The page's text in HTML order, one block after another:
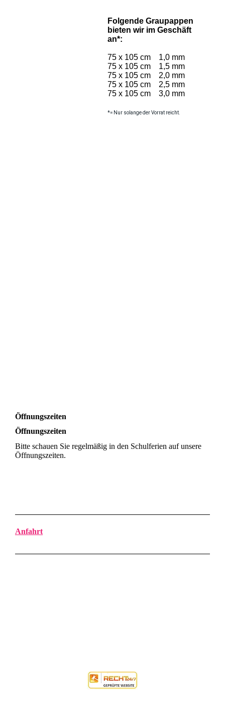
Folgende Graupappen
bieten wir im Geschäft
an*:
75 x 105 cm 1,0 mm
75 x 105 cm 1,5 mm
75 x 105 cm 2,0 mm
75 x 105 cm 2,5 mm
75 x 105 cm 3,0 mm
*= Nur solange der Vorrat reicht.
Öffnungszeiten
Öffnungszeiten
Bitte schauen Sie regelmäßig in den Schulferien auf unsere
Öffnungszeiten.
Anfahrt